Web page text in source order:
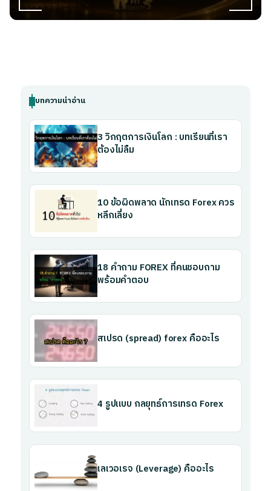
บทความน่าอ่าน
3 วิกฤตการเงินโลก : บทเรียนที่เรา
ต้องไม่ลืม
10 ข้อผิดพลาด นักเทรด Forex ควร
หลีกเลี่ยง
18 คำถาม FOREX ที่คนชอบถาม
พร้อมคำตอบ
สเปรด (spread) forex คืออะไร
4 รูปแบบ กลยุทธ์การเทรด Forex
เลเวอเรจ (Leverage) คืออะไร